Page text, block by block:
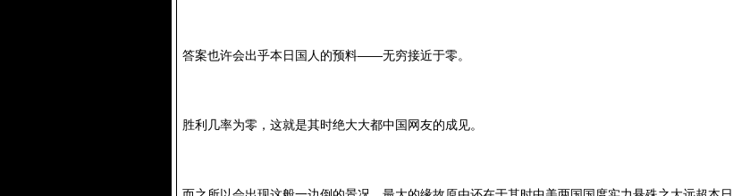
答案也许会出乎本日国人的预料——无穷接近于零。
胜利几率为零，这就是其时绝大大都中国网友的成见。